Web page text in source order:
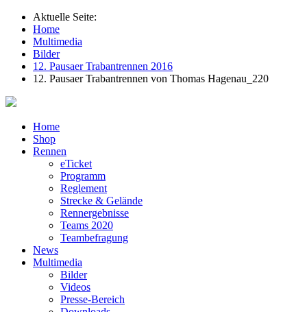
Aktuelle Seite:
Home
Multimedia
Bilder
12. Pausaer Trabantrennen 2016
12. Pausaer Trabantrennen von Thomas Hagenau_220
Home
Shop
Rennen
eTicket
Programm
Reglement
Strecke & Gelände
Rennergebnisse
Teams 2020
Teambefragung
News
Multimedia
Bilder
Videos
Presse-Bereich